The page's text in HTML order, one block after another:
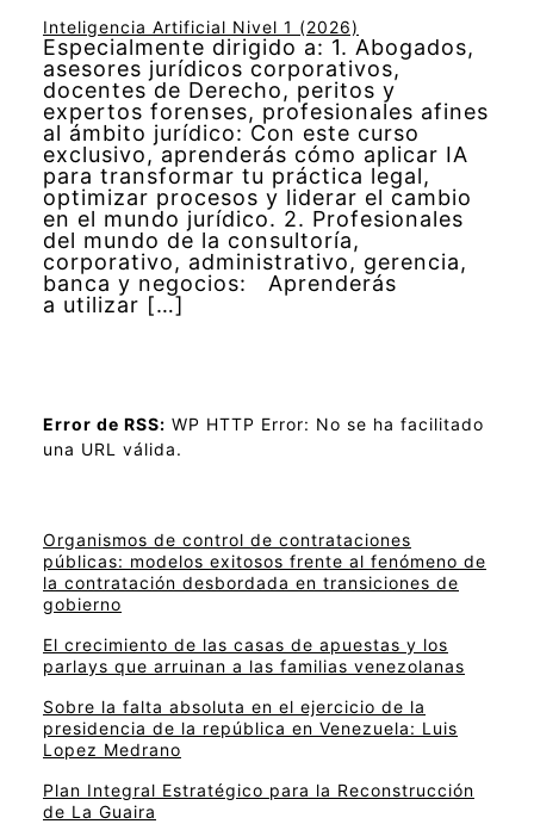
Inteligencia Artificial Nivel 1 (2026)
Especialmente dirigido a: 1. Abogados,
asesores jurídicos corporativos,
docentes de Derecho, peritos y
expertos forenses, profesionales afines
al ámbito jurídico: Con este curso
exclusivo, aprenderás cómo aplicar IA
para transformar tu práctica legal,
optimizar procesos y liderar el cambio
en el mundo jurídico. 2. Profesionales
del mundo de la consultoría,
corporativo, administrativo, gerencia,
banca y negocios: Aprenderás
a utilizar […]
Error de RSS: WP HTTP Error: No se ha facilitado
una URL válida.
Organismos de control de contrataciones
públicas: modelos exitosos frente al fenómeno de
la contratación desbordada en transiciones de
gobierno
El crecimiento de las casas de apuestas y los
parlays que arruinan a las familias venezolanas
Sobre la falta absoluta en el ejercicio de la
presidencia de la república en Venezuela: Luis
Lopez Medrano
Plan Integral Estratégico para la Reconstrucción
de La Guaira